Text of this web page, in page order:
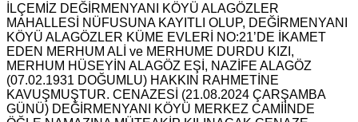
İLÇEMİZ DEĞİRMENYANI KÖYÜ ALAGÖZLER
MAHALLESİ NÜFUSUNA KAYITLI OLUP, DEĞİRMENYANI
KÖYÜ ALAGÖZLER KÜME EVLERİ NO:21’DE İKAMET
EDEN MERHUM ALİ ve MERHUME DURDU KIZI,
MERHUM HÜSEYİN ALAGÖZ EŞİ, NAZİFE ALAGÖZ
(07.02.1931 DOĞUMLU) HAKKIN RAHMETİNE
KAVUŞMUŞTUR. CENAZESİ (21.08.2024 ÇARŞAMBA
GÜNÜ) DEĞİRMENYANI KÖYÜ MERKEZ CAMİİNDE